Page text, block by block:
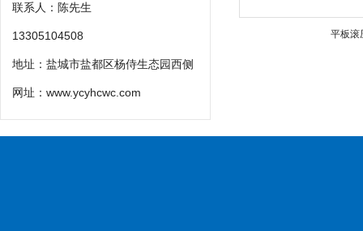
联系人：陈先生
13305104508
地址：盐城市盐都区杨侍生态园西侧
网址： www.ycyhcwc.com
平板滚